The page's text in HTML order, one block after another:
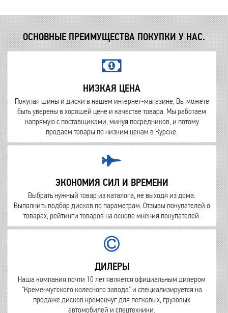
ОСНОВНЫЕ ПРЕИМУЩЕСТВА ПОКУПКИ У НАС.
НИЗКАЯ ЦЕНА
Покупая шины и диски в нашем интернет-магазине, Вы можете
быть уверены в хорошей цене и качестве товара. Мы работаем
напрямую с поставщиками, минуя посредников, и потому
продаем товары по низким ценам в Курске.
ЭКОНОМИЯ СИЛ И ВРЕМЕНИ
Выбрать нужный товар из каталога, не выходя из дома.
Выполнить подбор дисков по параметрам. Отзывы покупателей о
товарах, рейтинги товаров на основе мнения покупателей.
ДИЛЕРЫ
Наша компания почти 10 лет является официальным дилером
"Кременчугского колесного завода" и специализируется на
продаже дисков кременчуг для легковых, грузовых
автомобилей и спецтехники.